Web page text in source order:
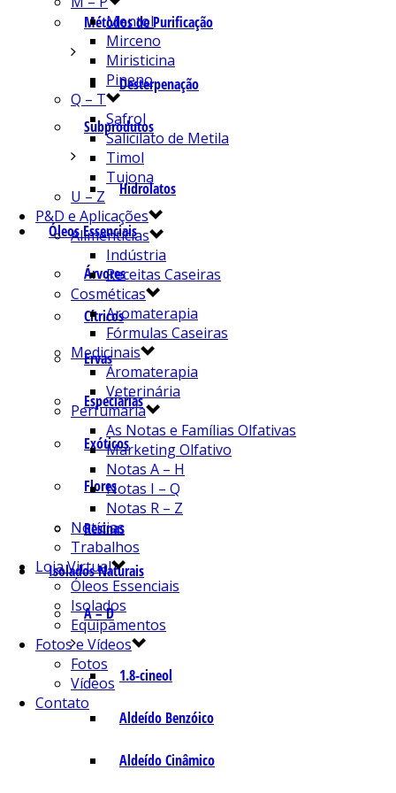
Métodos de Purificação
Desterpenação
Subprodutos
Hidrolatos
Óleos Essenciais
Árvores
Cítricos
Ervas
Especiarias
Exóticos
Flores
Resinas
Isolados Naturais
A – D
1.8-cineol
Aldeído Benzóico
Aldeído Cinâmico
Mentol
Mirceno
Miristicina
Pineno
Q – T
Safrol
Salicilato de Metila
Timol
Tujona
U – Z
P&D e Aplicações
Alimentícias
Indústria
Receitas Caseiras
Cosméticas
Aromaterapia
Fórmulas Caseiras
Medicinais
Aromaterapia
Veterinária
Perfumaria
As Notas e Famílias Olfativas
Marketing Olfativo
Notas A – H
Notas I – Q
Notas R – Z
Notícias
Trabalhos
Loja Virtual
Óleos Essenciais
Isolados
Equipamentos
Fotos e Vídeos
Fotos
Vídeos
Contato